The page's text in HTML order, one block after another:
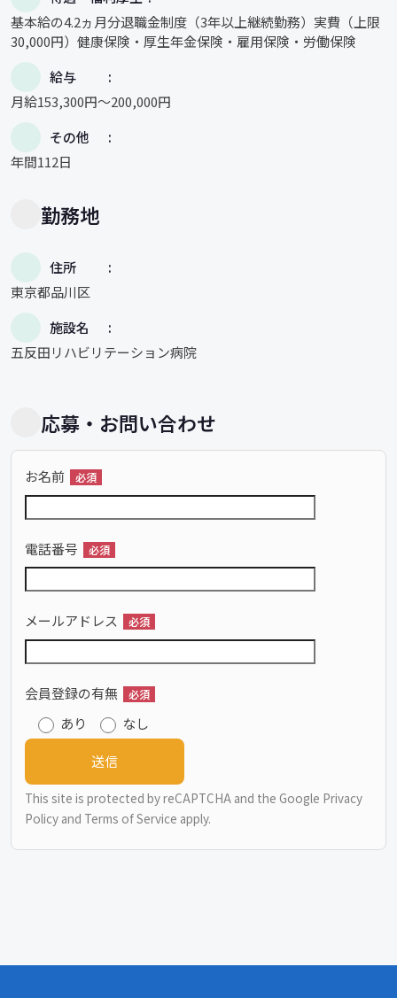
基本給の4.2ヵ月分退職金制度（3年以上継続勤務）実費（上限
30,000円）健康保険・厚生年金保険・雇用保険・労働保険
給与
月給153,300円～200,000円
その他
年間112日
勤務地
住所
東京都品川区
施設名
五反田リハビリテーション病院
応募・お問い合わせ
お名前 必須
電話番号 必須
メールアドレス 必須
会員登録の有無 必須
あり なし
This site is protected by reCAPTCHA and the Google Privacy
Policy and Terms of Service apply.